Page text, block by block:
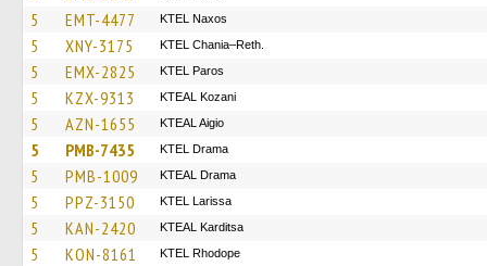
5 EMT-4477 KTEL Naxos
5 XNY-3175 KTEL Chania–Reth.
5 EMX-2825 KTEL Paros
5 KZX-9313 KTEAL Kozani
5 AZN-1655 KTEAL Aigio
5 PMB-7435 KTEL Drama
5 PMB-1009 KTEAL Drama
5 PPZ-3150 KTEL Larissa
5 KAN-2420 KTEAL Karditsa
5 KON-8161 KTEL Rhodope